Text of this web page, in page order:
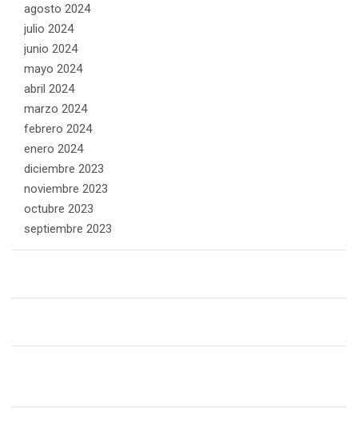
agosto 2024
julio 2024
junio 2024
mayo 2024
abril 2024
marzo 2024
febrero 2024
enero 2024
diciembre 2023
noviembre 2023
octubre 2023
septiembre 2023